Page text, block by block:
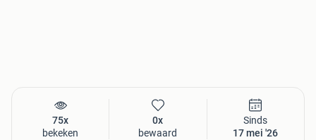
75x
bekeken
0x
bewaard
Sinds
17 mei '26